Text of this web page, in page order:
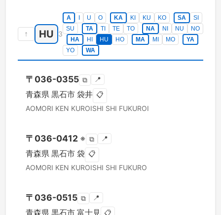
↑ HU 3
A U O KA KI KU KO SA
SI
SU
TA TI TE TO NA NI NU
NO
HA
HI HU HO MA MI MO
YA
YO
WA
〒 036-0355 ⧉ 📍
青森県 黒石市 袋井 📋
AOMORI KEN KUROISHI SHI FUKUROI
〒 036-0412 ※ ⧉ 📍
青森県 黒石市 袋 📋
AOMORI KEN KUROISHI SHI FUKURO
〒 036-0515 ⧉ 📍
青森県 黒石市 富士見 📋